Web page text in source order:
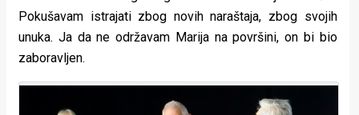
Pokušavam istrajati zbog novih naraštaja, zbog svojih
unuka. Ja da ne održavam Marija na površini, on bi bio
zaboravljen.